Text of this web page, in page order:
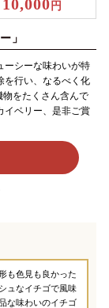
10,000
」
ーシーな味わいが特
を行い、なるべく化
をたくさん含んで
イベリー、是非ご賞
も色見も良かった
ュなイチゴで風味
な味わいのイチゴ